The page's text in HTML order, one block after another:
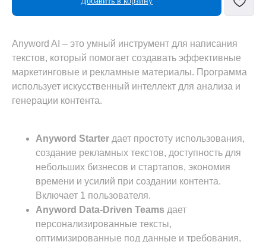
Anyword AI – это умный инструмент для написания
текстов, который помогает создавать эффективные
маркетинговые и рекламные материалы. Программа
использует искусственный интеллект для анализа и
генерации контента.
Anyword Starter дает простоту использования,
создание рекламных текстов, доступность для
небольших бизнесов и стартапов, экономия
времени и усилий при создании контента.
Включает 1 пользователя.
Anyword Data-Driven Teams дает
персонализированные тексты,
оптимизированные под данные и требования,